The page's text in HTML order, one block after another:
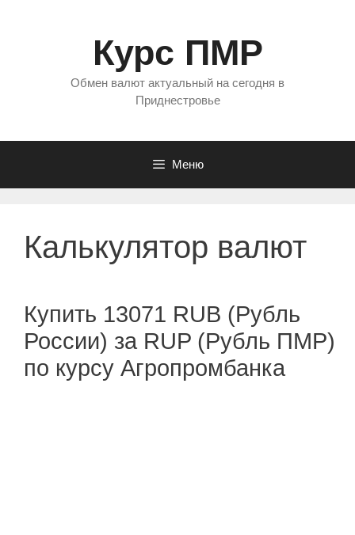
Курс ПМР
Обмен валют актуальный на сегодня в
Приднестровье
Меню
Калькулятор валют
Купить 13071 RUB (Рубль
России) за RUP (Рубль ПМР)
по курсу Агропромбанка